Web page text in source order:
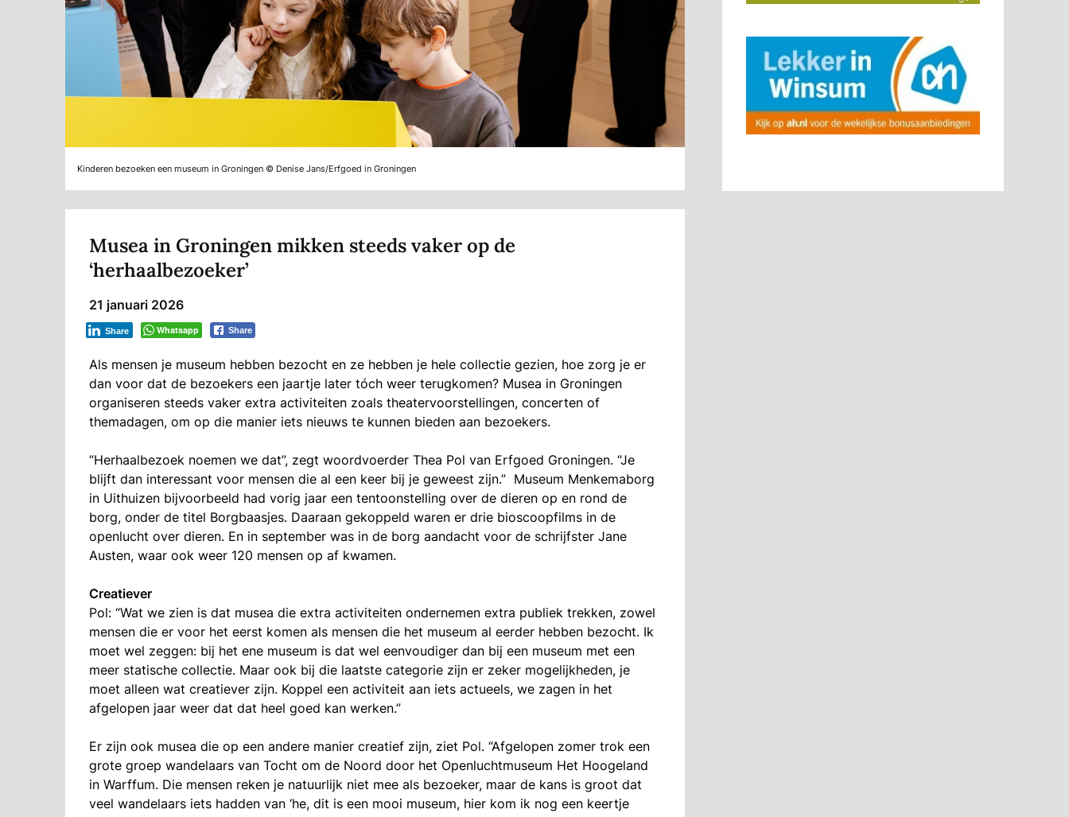
Kinderen bezoeken een museum in Groningen © Denise Jans/Erfgoed in Groningen
Musea in Groningen mikken steeds vaker op de
‘herhaalbezoeker’
21 januari 2026
Whatsapp Share
Share
Als mensen je museum hebben bezocht en ze hebben je hele collectie gezien, hoe zorg je er
dan voor dat de bezoekers een jaartje later tóch weer terugkomen? Musea in Groningen
organiseren steeds vaker extra activiteiten zoals theatervoorstellingen, concerten of
themadagen, om op die manier iets nieuws te kunnen bieden aan bezoekers.
“Herhaalbezoek noemen we dat”, zegt woordvoerder Thea Pol van Erfgoed Groningen. “Je
blijft dan interessant voor mensen die al een keer bij je geweest zijn.” Museum Menkemaborg
in Uithuizen bijvoorbeeld had vorig jaar een tentoonstelling over de dieren op en rond de
borg, onder de titel Borgbaasjes. Daaraan gekoppeld waren er drie bioscoopfilms in de
openlucht over dieren. En in september was in de borg aandacht voor de schrijfster Jane
Austen, waar ook weer 120 mensen op af kwamen.
Creatiever
Pol: “Wat we zien is dat musea die extra activiteiten ondernemen extra publiek trekken, zowel
mensen die er voor het eerst komen als mensen die het museum al eerder hebben bezocht. Ik
moet wel zeggen: bij het ene museum is dat wel eenvoudiger dan bij een museum met een
meer statische collectie. Maar ook bij die laatste categorie zijn er zeker mogelijkheden, je
moet alleen wat creatiever zijn. Koppel een activiteit aan iets actueels, we zagen in het
afgelopen jaar weer dat dat heel goed kan werken.”
Er zijn ook musea die op een andere manier creatief zijn, ziet Pol. “Afgelopen zomer trok een
grote groep wandelaars van Tocht om de Noord door het Openluchtmuseum Het Hoogeland
in Warffum. Die mensen reken je natuurlijk niet mee als bezoeker, maar de kans is groot dat
veel wandelaars iets hadden van ‘he, dit is een mooi museum, hier kom ik nog een keertje